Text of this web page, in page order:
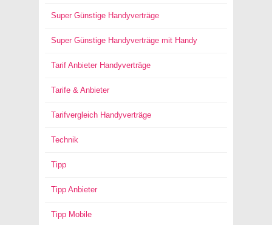
Super Günstige Handyverträge
Super Günstige Handyverträge mit Handy
Tarif Anbieter Handyverträge
Tarife & Anbieter
Tarifvergleich Handyverträge
Technik
Tipp
Tipp Anbieter
Tipp Mobile